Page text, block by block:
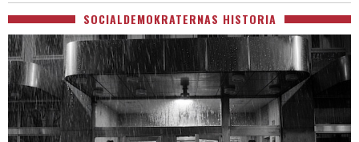
SOCIALDEMOKRATERNAS HISTORIA